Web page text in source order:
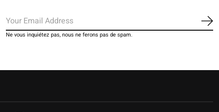
Ne vous inquiétez pas, nous ne ferons pas de spam.